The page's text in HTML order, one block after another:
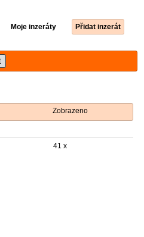
Moje inzeráty Přidat inzerát
Zobrazeno
41 x